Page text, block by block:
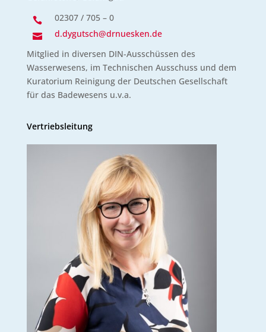
 02307 / 705 – 0

d.dygutsch@drnuesken.de
Mitglied in diversen DIN-Ausschüssen des
Wasserwesens, im Technischen Ausschuss und dem
Kuratorium Reinigung der Deutschen Gesellschaft
für das Badewesens u.v.a.
Vertriebsleitung